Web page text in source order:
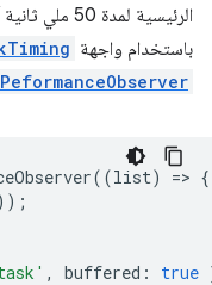
الرئيسية
باستخدام واجهة
PeformanceObserver
((list) => {
, buffered : true